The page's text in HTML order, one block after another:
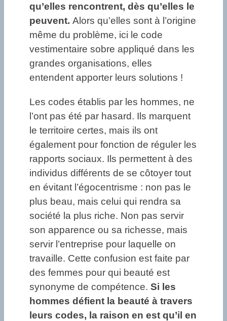
qu’elles rencontrent, dès qu’elles le
peuvent. Alors qu’elles sont à l’origine
même du problème, ici le code
vestimentaire sobre appliqué dans les
grandes organisations, elles
entendent apporter leurs solutions !
Les codes établis par les hommes, ne
l’ont pas été par hasard. Ils marquent
le territoire certes, mais ils ont
également pour fonction de réguler les
rapports sociaux. Ils permettent à des
individus différents de se côtoyer tout
en évitant l’égocentrisme : non pas le
plus beau, mais celui qui rendra sa
société la plus riche. Non pas servir
son apparence ou sa richesse, mais
servir l’entreprise pour laquelle on
travaille. Cette confusion est faite par
des femmes pour qui beauté est
synonyme de compétence. Si les
hommes défient la beauté à travers
leurs codes, la raison en est qu’il en